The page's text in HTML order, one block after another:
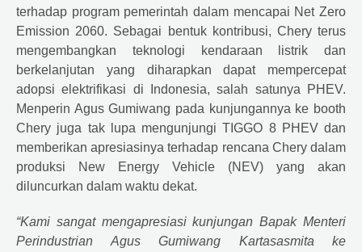
terhadap program pemerintah dalam mencapai Net Zero
Emission 2060. Sebagai bentuk kontribusi, Cheryterus
mengembangkan teknologi kendaraan listrik dan
berkelanjutan yang diharapkan dapat mempercepat
adopsi elektrifikasi di Indonesia, salah satunya PHEV.
Menperin Agus Gumiwang pada kunjungannya ke booth
Chery juga tak lupa mengunjungi TIGGO 8 PHEV dan
memberikan apresiasinya terhadap rencana Chery dalam
produksi New Energy Vehicle (NEV) yang akan
diluncurkan dalam waktu dekat.
“Kami sangat mengapresiasi kunjungan Bapak Menteri
Perindustrian Agus Gumiwang Kartasasmita ke